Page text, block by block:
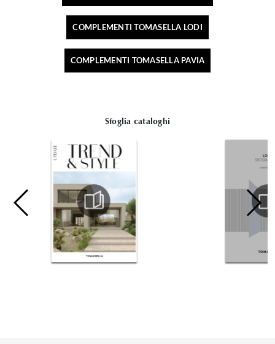
COMPLEMENTI TOMASELLA LODI
COMPLEMENTI TOMASELLA PAVIA
Sfoglia cataloghi